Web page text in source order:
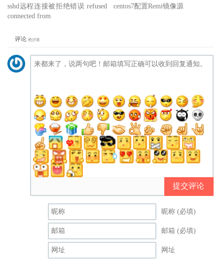
sshd远程连接被拒绝错误 refused
connected from
centos7配置Remi镜像源
评论 抢沙发
提交评论
昵称 (必填)
邮箱 (必填)
网址